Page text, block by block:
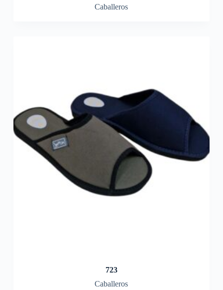
Caballeros
723
Caballeros